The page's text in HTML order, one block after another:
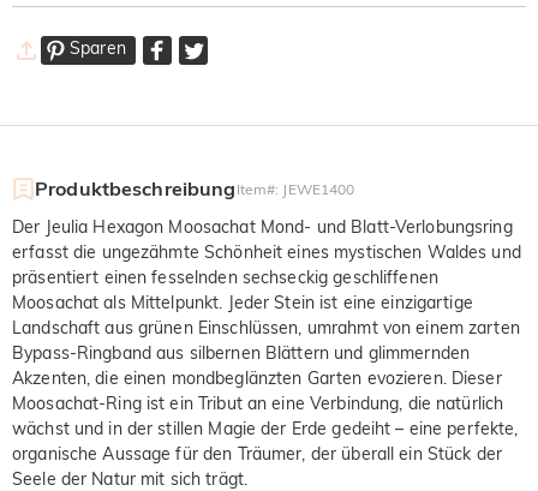
Sparen
Produktbeschreibung Item#: JEWE1400
Der Jeulia Hexagon Moosachat Mond- und Blatt-Verlobungsring
erfasst die ungezähmte Schönheit eines mystischen Waldes und
präsentiert einen fesselnden sechseckig geschliffenen
Moosachat als Mittelpunkt. Jeder Stein ist eine einzigartige
Landschaft aus grünen Einschlüssen, umrahmt von einem zarten
Bypass-Ringband aus silbernen Blättern und glimmernden
Akzenten, die einen mondbeglänzten Garten evozieren. Dieser
Moosachat-Ring ist ein Tribut an eine Verbindung, die natürlich
wächst und in der stillen Magie der Erde gedeiht – eine perfekte,
organische Aussage für den Träumer, der überall ein Stück der
Seele der Natur mit sich trägt.